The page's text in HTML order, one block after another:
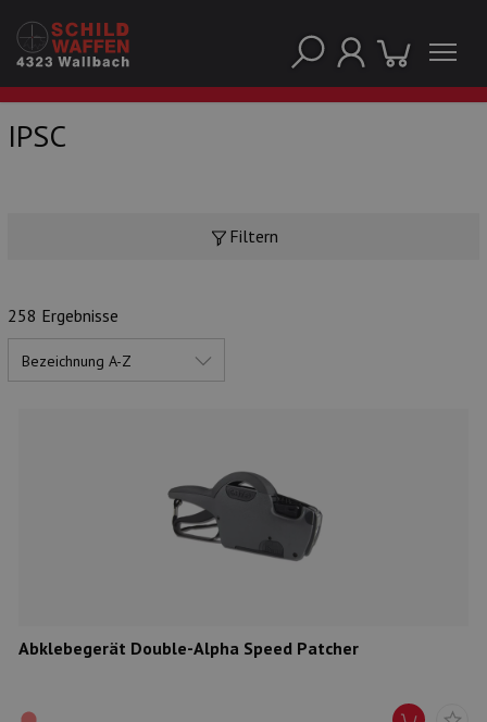
IPSC
Filtern
258 Ergebnisse
Abklebegerät Double-Alpha Speed Patcher